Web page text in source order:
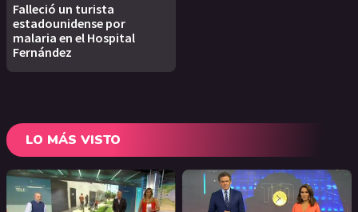
Falleció un turista
estadounidense por
malaria en el Hospital
Fernández
LO MÁS VISTO